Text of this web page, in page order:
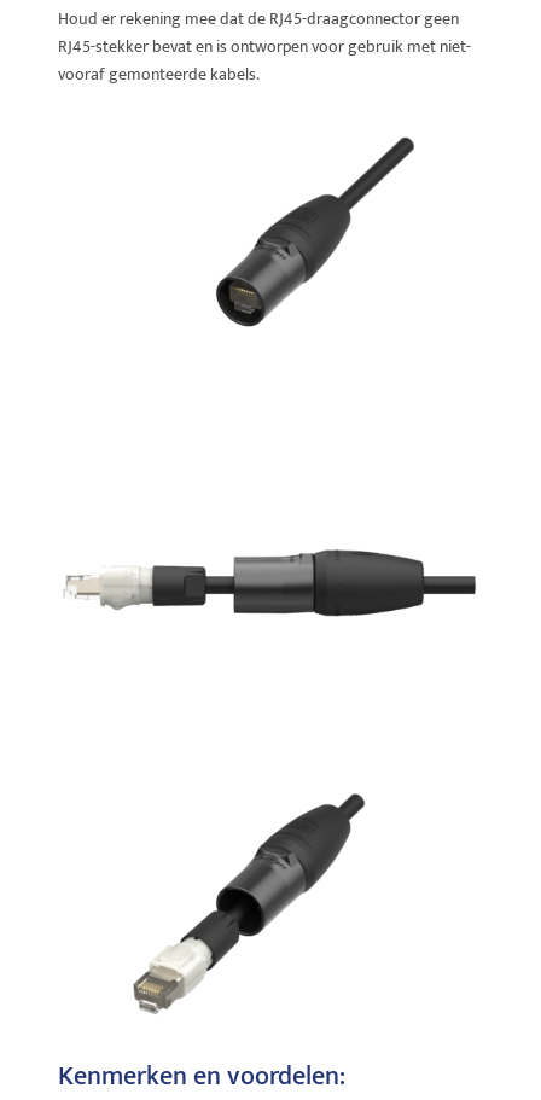
Houd er rekening mee dat de RJ45-draagconnector geen
RJ45-stekker bevat en is ontworpen voor gebruik met niet-
vooraf gemonteerde kabels.
Kenmerken en voordelen: